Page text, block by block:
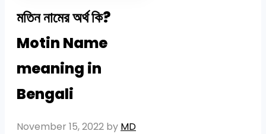
মতিন নামের অর্থ কি?
Motin Name
meaning in
Bengali
November 15, 2022 by MD